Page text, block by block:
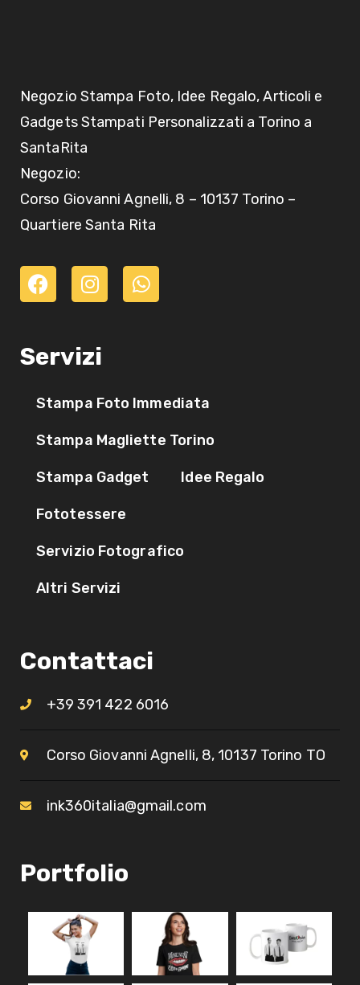
Negozio Stampa Foto, Idee Regalo, Articoli e
Gadgets Stampati Personalizzati a Torino a
SantaRita
Negozio:
Corso Giovanni Agnelli, 8 – 10137 Torino –
Quartiere Santa Rita
Servizi
Stampa Foto Immediata
Stampa Magliette Torino
Stampa Gadget Idee Regalo
Fototessere
Servizio Fotografico
Altri Servizi
Contattaci
+39 391 422 6016
Corso Giovanni Agnelli, 8, 10137 Torino TO​
ink360italia@gmail.com
Portfolio